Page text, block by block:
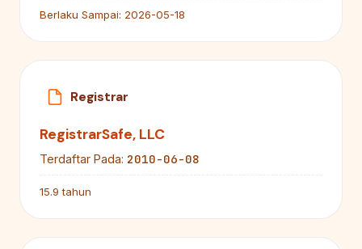
Berlaku Sampai: 2026-05-18
Registrar
RegistrarSafe, LLC
Terdaftar Pada: 2010-06-08
15.9 tahun